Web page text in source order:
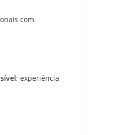
com
; experiência